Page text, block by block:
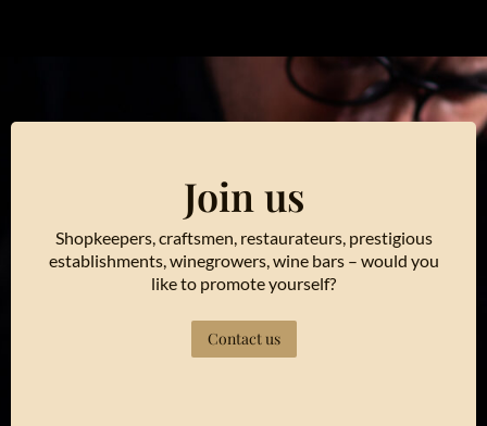
Join us
Shopkeepers, craftsmen, restaurateurs, prestigious
establishments, winegrowers, wine bars – would you
like to promote yourself?
Contact us